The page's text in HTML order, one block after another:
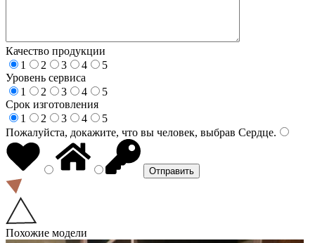
Качество продукции
1
2 3 4
5
Уровень сервиса
1
2 3 4
5
Срок изготовления
1
2 3 4
5
Пожалуйста, докажите, что вы человек, выбрав Сердце.
Похожие модели